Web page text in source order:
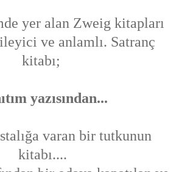
yer alan Zweig kitapları
ve anlamlı. Satranç
kitabı;
yazısından...
varan bir tutkunun
kitabı....